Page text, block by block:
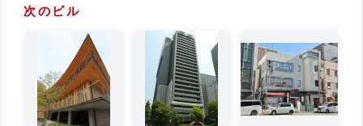
次のビル